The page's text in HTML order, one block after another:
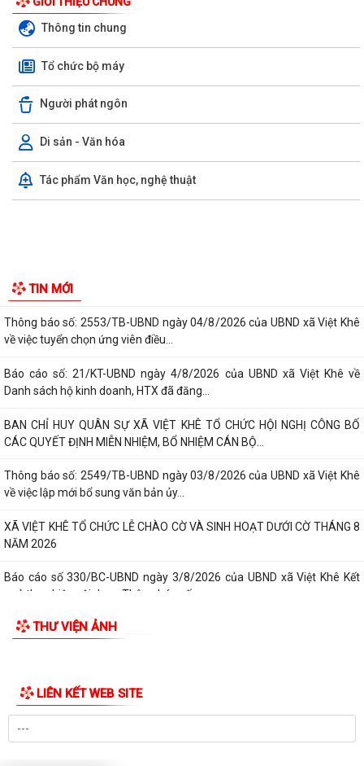
Thông tin chung
Tổ chức bộ máy
Người phát ngôn
Di sản - Văn hóa
Tác phẩm Văn học, nghệ thuật
TIN MỚI
Ủy ban nhân dân xã Việt Khê: Tăng cường triển khai học tập trực tuyến
trên Nền tảng “Bình dân học...
LUẬT VỀ TRẬT TỰ AN TOÀN GIAO THÔNG VÀ TRAO...
Thông báo số: 159/TB-TTPVHCC ngày 4/8/2026 của UBND xã Việt
Khê Niêm yết về việc Bãi bỏ một số...
Khê Niêm yết về việc Bãi bỏ một số...
Thông báo số: 2553/TB-UBND ngày 04/8/2026 của UBND xã Việt Khê
về việc tuyển chọn ứng viên điều...
Báo cáo số: 21/KT-UBND ngày 4/8/2026 của UBND xã Việt Khê về
Danh sách hộ kinh doanh, HTX đã đăng...
BAN CHỈ HUY QUÂN SỰ XÃ VIỆT KHÊ TỔ CHỨC HỘI NGHỊ CÔNG BỐ
CÁC QUYẾT ĐỊNH MIỄN NHIỆM, BỔ NHIỆM CÁN BỘ...
Thông báo số: 2549/TB-UBND ngày 03/8/2026 của UBND xã Việt Khê
về việc lập mới bổ sung văn bản ủy...
XÃ VIỆT KHÊ TỔ CHỨC LỄ CHÀO CỜ VÀ SINH HOẠT DƯỚI CỜ THÁNG 8
NĂM 2026
Báo cáo số 330/BC-UBND ngày 3/8/2026 của UBND xã Việt Khê Kết
quả thực hiện nội dung Thông báo số...
Hội Nông dân xã Việt Khê phối hợp với Công ty Cổ phần Tư Nông
THỨC QUỐC PHÒNG VÀ AN NINH ĐỐI TƯỢNG 4...
Công văn số: 1925/UBND-VHXH ngày 31/7/2026 của UBND xã Việt
THƯ VIỆN ẢNH
LIÊN KẾT WEB SITE